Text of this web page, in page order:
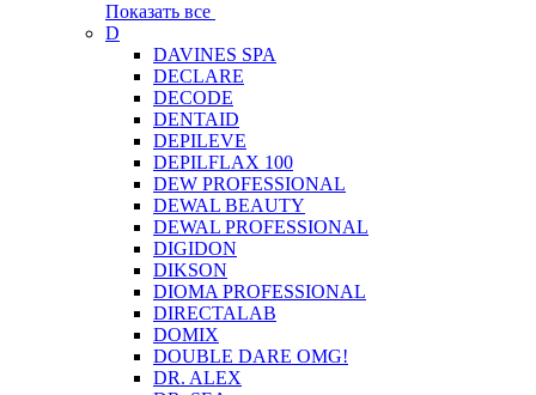
Показать все
D
DAVINES SPA
DECLARE
DECODE
DENTAID
DEPILEVE
DEPILFLAX 100
DEW PROFESSIONAL
DEWAL BEAUTY
DEWAL PROFESSIONAL
DIGIDON
DIKSON
DIOMA PROFESSIONAL
DIRECTALAB
DOMIX
DOUBLE DARE OMG!
DR. ALEX